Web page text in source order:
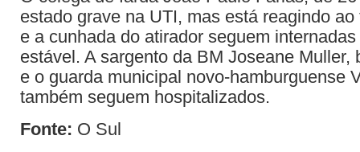
estado grave na UTI, mas está reagindo
e a cunhada do atirador seguem
estável. A sargento da BM Joseane Muller,
e o guarda municipal novo-hamburguense
também seguem hospitalizados.
Fonte: O Sul